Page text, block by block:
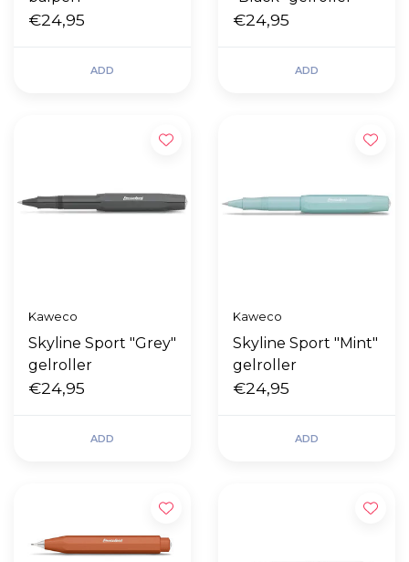
€24,95
ADD
€24,95
ADD
Kaweco
Skyline Sport "Grey"
gelroller
€24,95
ADD
Kaweco
Skyline Sport "Mint"
gelroller
€24,95
ADD